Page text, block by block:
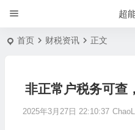
超
首页 财税资讯 正文
非正常户税务可查
2025年3月27日 22:10:37